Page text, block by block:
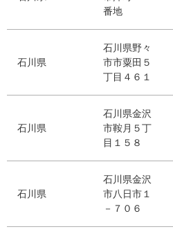
番地
石川県
石川県野々
市市粟田５
丁目４６１
石川県
石川県金沢
市鞍月５丁
目１５８
石川県
石川県金沢
市八日市１
－７０６